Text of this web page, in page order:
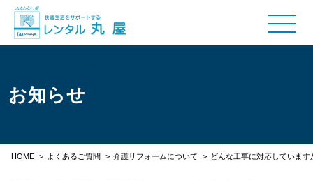
お知らせ
HOME > よくあるご質問 > 介護リフォームについて > どんな工事に対応しています